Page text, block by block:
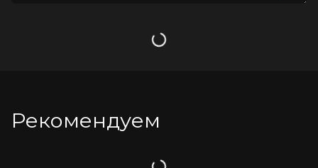
Загрузка
Рекомендуем